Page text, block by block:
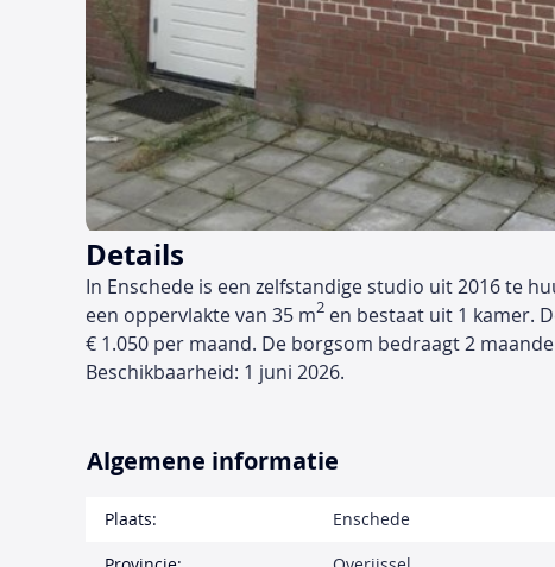
Details
In Enschede is een zelfstandige studio uit 2016 te
een oppervlakte van 35 m2 en bestaat uit 1 kamer.
€ 1.050 per maand. De borgsom bedraagt 2
Beschikbaarheid: 1 juni 2026.
Algemene informatie
Plaats:
Enschede